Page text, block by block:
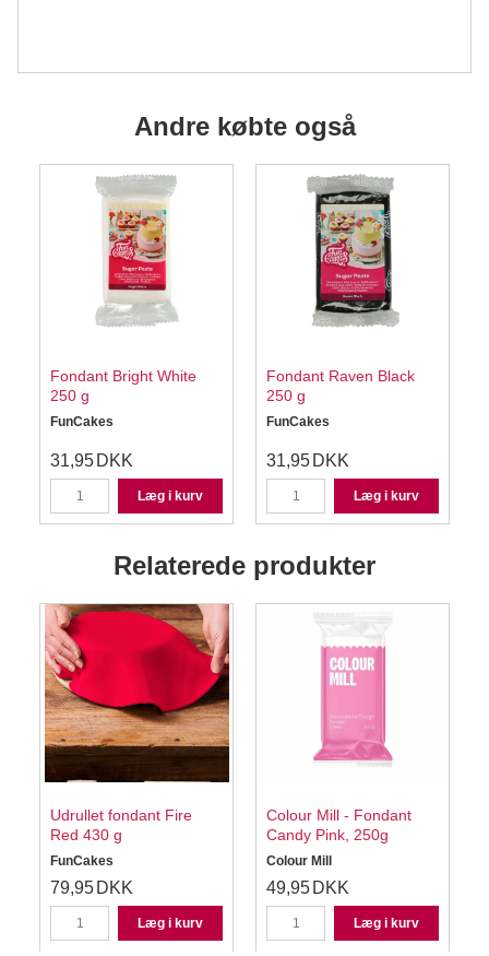
Andre købte også
Fondant Bright White
250 g
FunCakes
31,95 DKK
Læg i kurv
Fondant Raven Black
250 g
FunCakes
31,95 DKK
Læg i kurv
Relaterede produkter
Udrullet fondant Fire
Red 430 g
FunCakes
79,95 DKK
Læg i kurv
Colour Mill - Fondant
Candy Pink, 250g
Colour Mill
49,95 DKK
Læg i kurv